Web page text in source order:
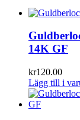
14K GF
kr120.00
Lägg till i